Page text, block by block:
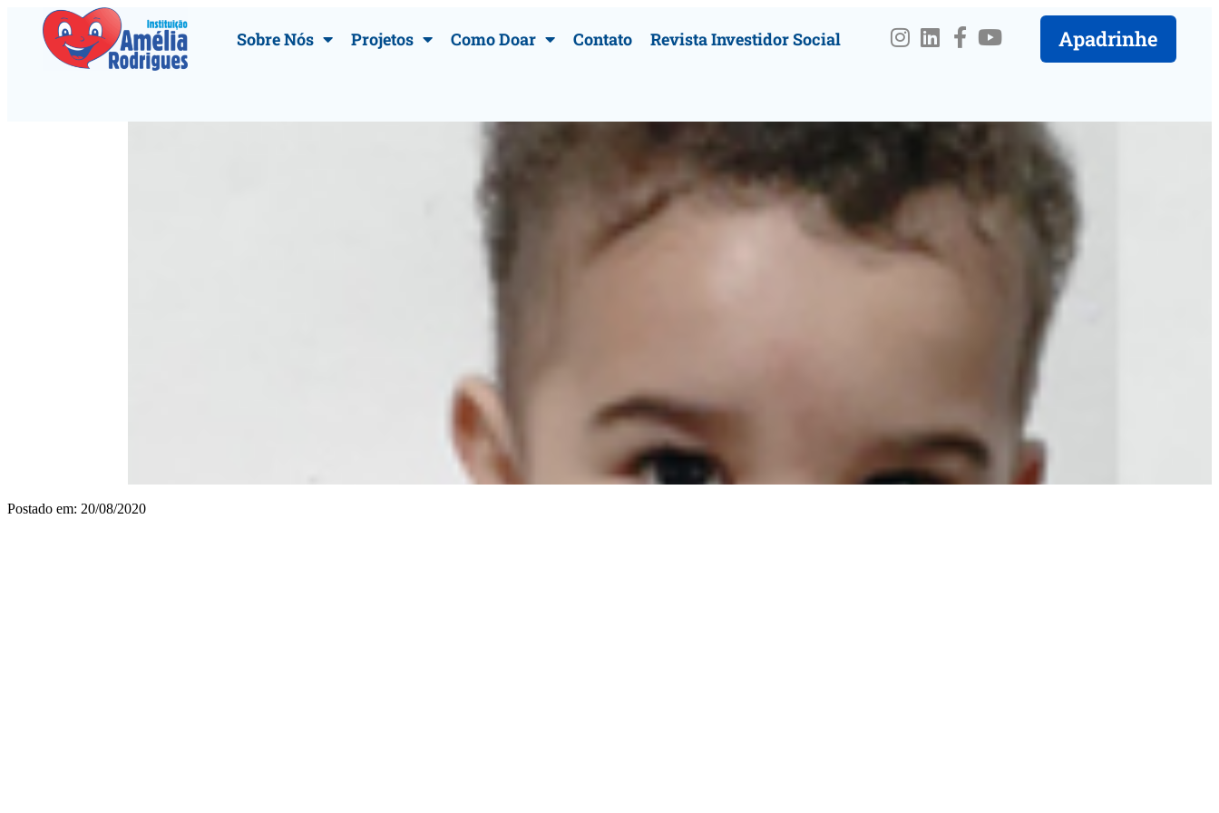
Sobre Nós Projetos Como Doar Contato Revista Investidor Social Apadrinhe
Postado em: 20/08/2020